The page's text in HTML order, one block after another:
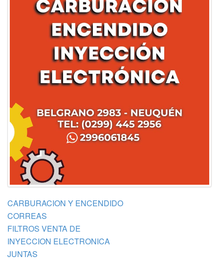
CARBURACION Y ENCENDIDO
CORREAS
FILTROS VENTA DE
INYECCION ELECTRONICA
JUNTAS